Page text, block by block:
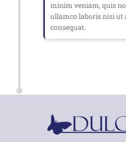
minim veniam, quis
ullamco laboris nisi ut
consequat.